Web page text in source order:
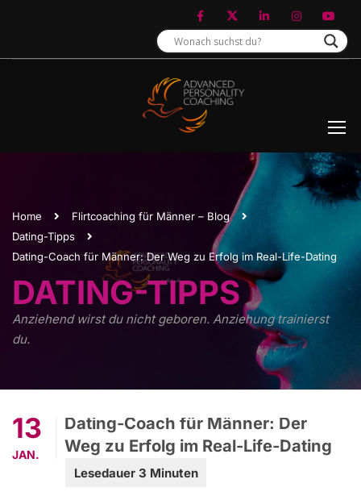
Home
Flirtcoaching für Männer – Blog
Dating-Tipps
Dating-Coach für Männer: Der Weg zu Erfolg im Real-Life-Dating
DATING-TIPPS
Anziehend wirst du nicht geboren. Anziehung trainierst
du.
13
JAN.
Dating-Coach für Männer: Der
Weg zu Erfolg im Real-Life-Dating